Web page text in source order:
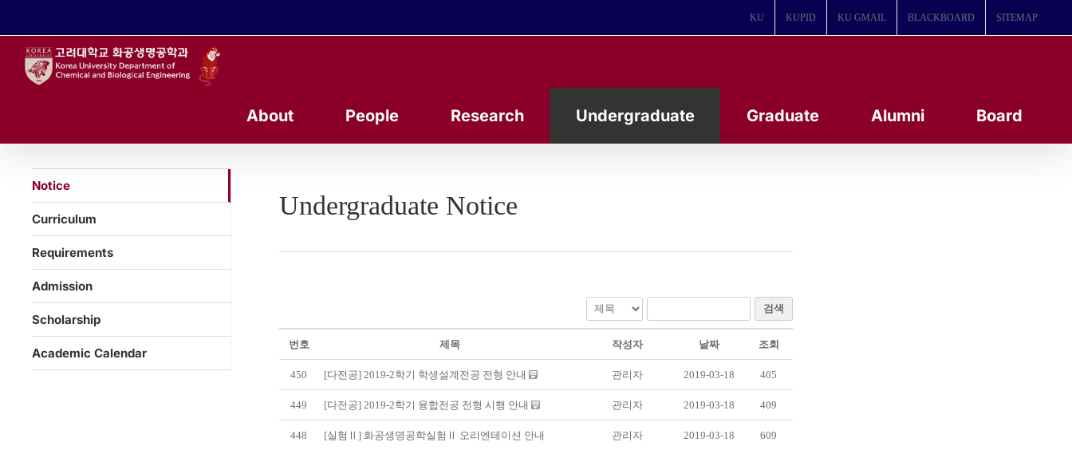
KU KUPID KU GMAIL BLACKBOARD SITEMAP
About People Research Undergraduate Graduate Alumni Board
Undergraduate Notice
검색
번호 제목 작성자 날짜 조회
450 [다전공] 2019-2학기 학생설계전공 전형 안내 관리자 2019-03-18 405
449 [다전공] 2019-2학기 융합전공 전형 시행 안내 관리자 2019-03-18 409
448 [실험Ⅱ] 화공생명공학실험Ⅱ 오리엔테이션 안내 관리자 2019-03-18 609
Notice
Curriculum
Requirements
Admission
Scholarship
Academic Calendar